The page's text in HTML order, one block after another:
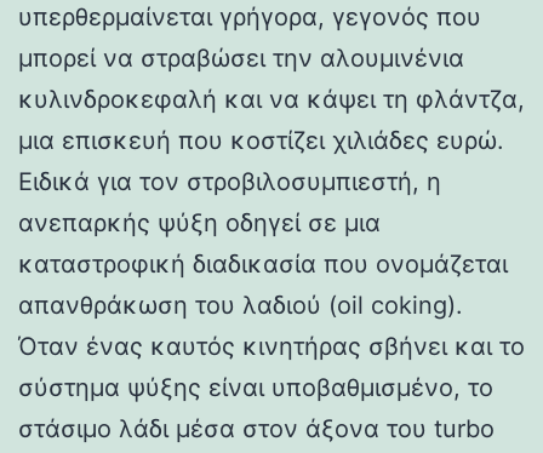
υπερθερμαίνεται γρήγορα, γεγονός που
μπορεί να στραβώσει την αλουμινένια
κυλινδροκεφαλή και να κάψει τη φλάντζα,
μια επισκευή που κοστίζει χιλιάδες ευρώ.
Ειδικά για τον στροβιλοσυμπιεστή, η
ανεπαρκής ψύξη οδηγεί σε μια
καταστροφική διαδικασία που ονομάζεται
απανθράκωση του λαδιού (oil coking).
Όταν ένας καυτός κινητήρας σβήνει και το
σύστημα ψύξης είναι υποβαθμισμένο, το
στάσιμο λάδι μέσα στον άξονα του turbo